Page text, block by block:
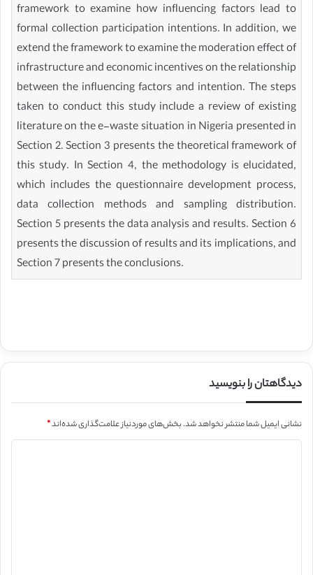
framework to examine how influencing factors lead to
formal collection participation intentions. In addition, we
extend the framework to examine the moderation effect of
infrastructure and economic incentives on the relationship
between the influencing factors and intention. The steps
taken to conduct this study include a review of existing
literature on the e-waste situation in Nigeria presented in
Section 2. Section 3 presents the theoretical framework of
this study. In Section 4, the methodology is elucidated,
which includes the questionnaire development process,
data collection methods and sampling distribution.
Section 5 presents the data analysis and results. Section 6
presents the discussion of results and its implications, and
Section 7 presents the conclusions.
دیدگاهتان را بنویسید
نشانی ایمیل شما منتشر نخواهد شد.بخش‌های موردنیاز علامت‌گذاری شده‌اند*